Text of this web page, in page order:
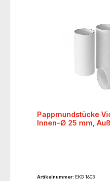
Pappmundstücke
Innen-Ø 25 mm,
Artikelnummer: EKG 1603